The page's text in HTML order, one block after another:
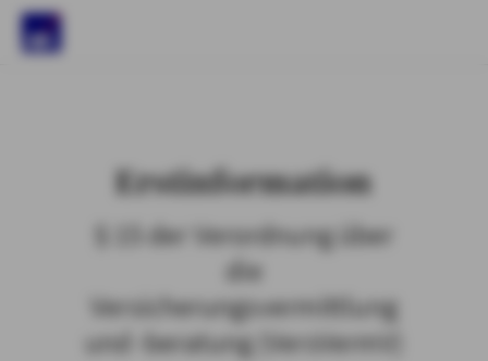
Erstinformation
§ 15 der Verordnung über
die
Versicherungsvermittlung
und -beratung (VersVermV)